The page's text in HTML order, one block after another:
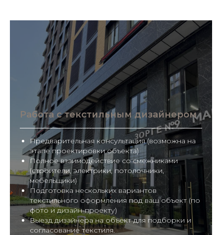
Работа с текстильным дизайнером
Предварительная консультация (возможна на
этапе проектировки объекта)
Полное взаимодействие со смежниками
(строители, электрики, потолочники,
мебельщики)
Подготовка нескольких вариантов
текстильного оформления под ваш объект (по
фото и дизайн-проекту)
Выезд дизайнера на объект для подборки и
согласование текстиля.